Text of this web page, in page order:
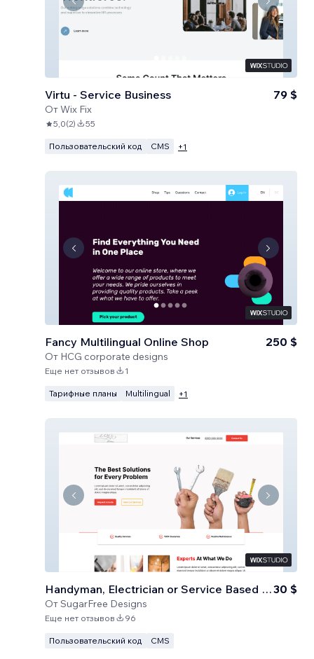
Virtu - Service Business
ОтWix Fix
79 $
5,0(2) 55
Пользовательский код CMS +1
Fancy Multilingual Online Shop
От HCG corporate designs
250 $
Еще нет отзывов 1
Тарифные планы Multilingual +1
Handyman, Electrician or Service Based Business
ОтSugarFree Designs
30 $
Еще нет отзывов 96
Пользовательский код CMS